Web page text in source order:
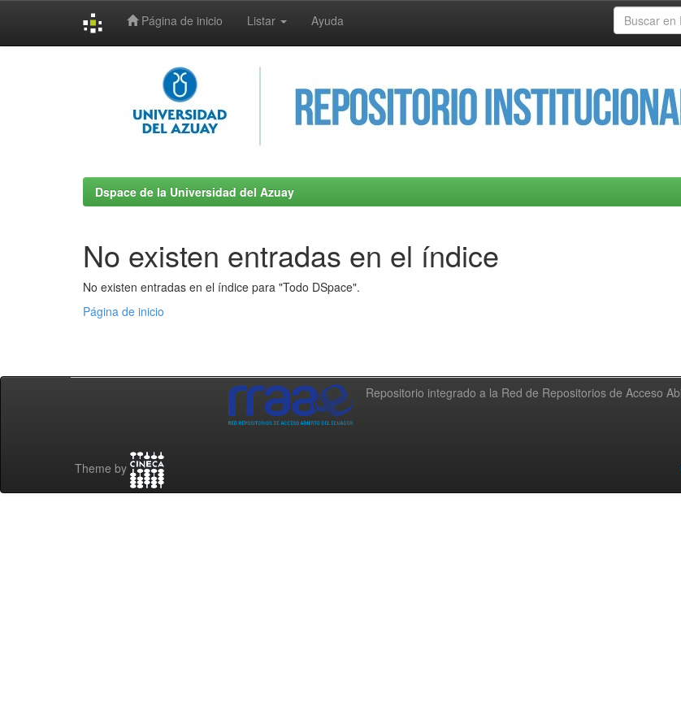
Página de inicio Listar Ayuda
Dspace de la Universidad del Azuay
No existen entradas en el índice
No existen entradas en el índice para "Todo DSpace".
Página de inicio
Repositorio integrado a la Red de Repositorios de Acceso
Theme by